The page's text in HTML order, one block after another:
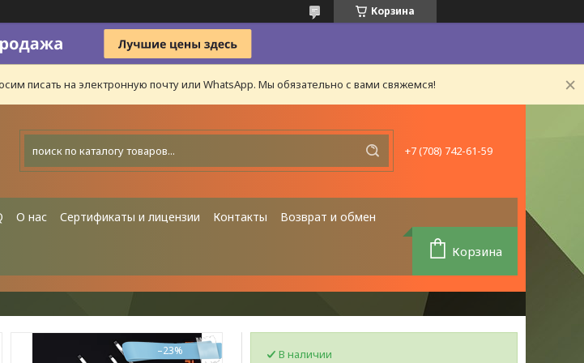
Корзина
писать на электронную почту или WhatsApp. Мы обязательно с вами свяжемся!
+7 (708) 742-61-59
О нас Сертификаты и лицензии Контакты Возврат и обмен
Корзина
–23% В наличии